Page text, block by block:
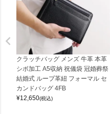
クラッチバッグ メンズ 牛革 本革
シボ加工 A5収納 祝儀袋 冠婚葬祭
結婚式 ループ革紐 フォーマル セ
カンドバッグ 4FB
¥12,650(税込)